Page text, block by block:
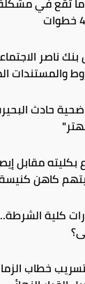
والمستندات
ضحية حادث
يتهم كاهن
كلية
خطاب